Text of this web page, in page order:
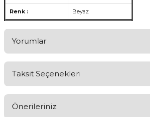
Renk : Beyaz
Yorumlar
Taksit Seçenekleri
Önerileriniz